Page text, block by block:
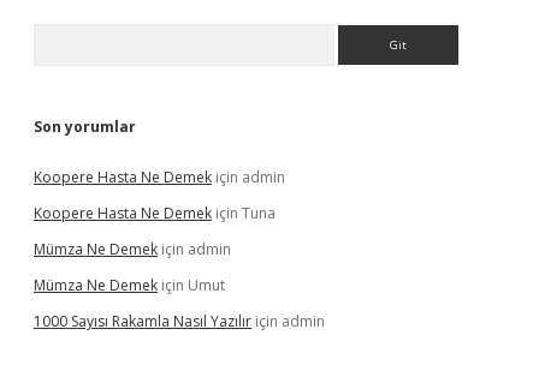
Son yorumlar
Koopere Hasta Ne Demek için admin
Koopere Hasta Ne Demek için Tuna
Mümza Ne Demek için admin
Mümza Ne Demek için Umut
1000 Sayısı Rakamla Nasıl Yazılır için admin